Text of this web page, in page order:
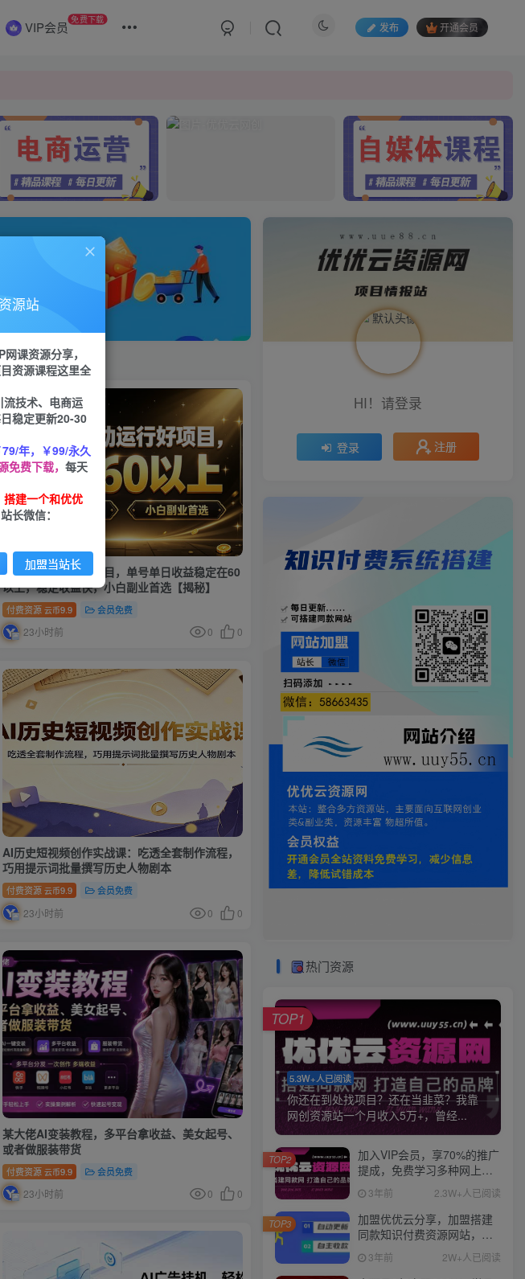
VIP会员 免费下载
发布 开通会员
实操全自动运行好项目，单号单日收益稳定在60
以上，稳定收益快，小白副业首选【揭秘】
付费资源 云币9.9 会员免费
23小时前 0 0
AI历史短视频创作实战课：吃透全套制作流程，
巧用提示词批量撰写历史人物剧本
付费资源 云币9.9 会员免费
23小时前 0 0
某大佬AI变装教程，多平台拿收益、美女起号、
或者做服装带货
付费资源 云币9.9 会员免费
23小时前 0 0
HI！请登录
登录 注册
热门资源
5.3W+人已阅读
你还在到处找项目？还在当韭菜？我靠
网创资源站一个月收入5万+，曾经...
TOP1
加入VIP会员，享70%的推广
提成，免费学习多种网上创
业课程，菜鸟秒变大神！
3年前 2.3W+人已阅读
TOP2
加盟优优云分享，加盟搭建
同款知识付费资源网站，实
现长期稳定被动收入~
3年前 2W+人已阅读
TOP3
源站
课资源分享，
资源课程这里全
流技术、电商运
稳定更新20-30
79/年，￥99/永久
免费下载， 每天
建一个和优优
站长微信：
加盟当站长